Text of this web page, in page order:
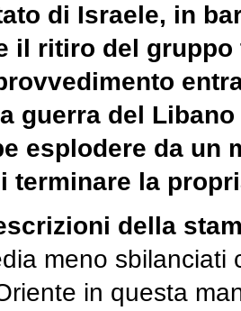
di Israele, in
il ritiro del
guerra del
esplodere da un
terminare la
della
meno sbilanciati
in questa